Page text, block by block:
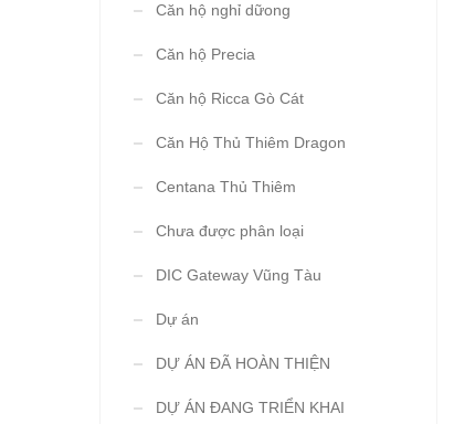
Căn hộ nghỉ dữong
Căn hộ Precia
Căn hộ Ricca Gò Cát
Căn Hộ Thủ Thiêm Dragon
Centana Thủ Thiêm
Chưa được phân loại
DIC Gateway Vũng Tàu
Dự án
DỰ ÁN ĐÃ HOÀN THIỆN
DỰ ÁN ĐANG TRIỂN KHAI